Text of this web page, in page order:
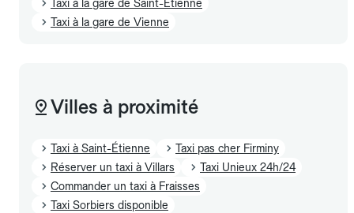
Taxi à la gare de Saint-Étienne
Taxi à la gare de Vienne
Villes à proximité
Taxi à Saint-Étienne
Taxi pas cher Firminy
Réserver un taxi à Villars
Taxi Unieux 24h/24
Commander un taxi à Fraisses
Taxi Sorbiers disponible